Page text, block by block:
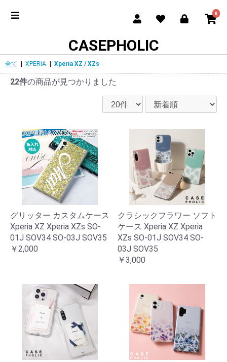
0
CASEPHOLIC
全て | XPERIA | Xperia XZ / XZs
22件の商品が見つかりました
グリッター カスタムケース
Xperia XZ Xperia XZs SO-
01J SOV34 SO-03J SOV35
￥2,000
クラシックフラワー ソフト
ケース Xperia XZ Xperia
XZs SO-01J SOV34 SO-
03J SOV35
￥3,000